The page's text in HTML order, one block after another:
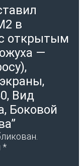
в
открытым
—
Вид
Боковой
*